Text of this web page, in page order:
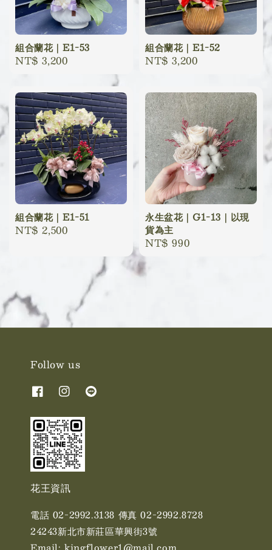
組合蘭花｜E1-53
Regular
NT$ 3,200
組合蘭花｜E1-52
Regular
NT$ 3,200
組合蘭花｜E1-51
Regular
NT$ 2,500
永生盆花｜G1-13｜以現
貨為主
Regular
price
NT$ 990
Follow us
花王資訊
電話 02-2992.3138 傳真 02-2992.8728
24243新北市新莊區華興街3號